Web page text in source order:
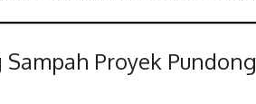
Sampah Proyek Pundong